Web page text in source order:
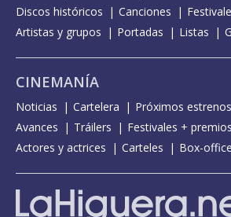
Discos históricos
Canciones
Artistas y grupos
Portadas Listas
CINEMANÍA
Noticias Cartelera Próximos estrenos
Avances
Tráilers
Festivales + premios
Actores y actrices
Carteles Box-office